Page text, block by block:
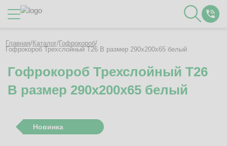
О Компании
Контакты
Полезное
Вакансии
Главная/Каталог/Гофрокороб/
Гофрокороб Трехслойный Т26 B размер 290x200x65 белый
Гофрокороб Трехслойный Т26
B размер 290x200x65 белый
Новинка